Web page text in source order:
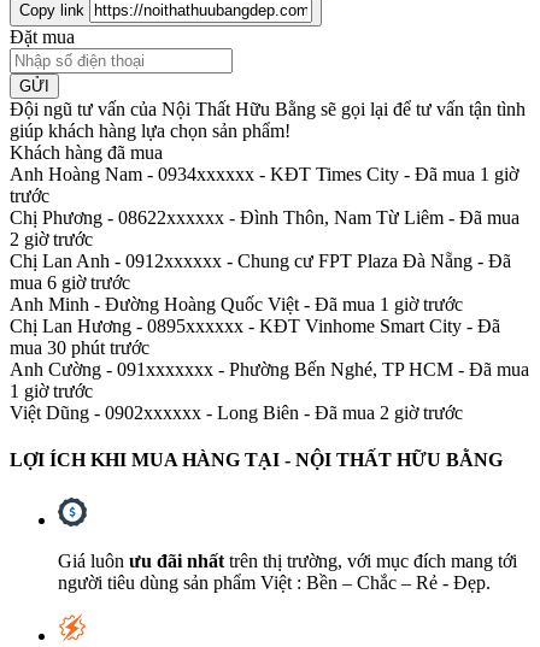
Copy link
Đặt mua
GỬI
Đội ngũ tư vấn của Nội Thất Hữu Bằng sẽ gọi lại để tư vấn tận tình
giúp khách hàng lựa chọn sản phẩm!
Khách hàng đã mua
Anh Hoàng Nam - 0934xxxxxx - KĐT Times City - Đã mua 1 giờ
trước
Chị Phương - 08622xxxxxx - Đình Thôn, Nam Từ Liêm - Đã mua
2 giờ trước
Chị Lan Anh - 0912xxxxxx - Chung cư FPT Plaza Đà Nẵng - Đã
mua 6 giờ trước
Anh Minh - Đường Hoàng Quốc Việt - Đã mua 1 giờ trước
Chị Lan Hương - 0895xxxxxx - KĐT Vinhome Smart City - Đã
mua 30 phút trước
Anh Cường - 091xxxxxxx - Phường Bến Nghé, TP HCM - Đã mua
1 giờ trước
Việt Dũng - 0902xxxxxx - Long Biên - Đã mua 2 giờ trước
LỢI ÍCH KHI MUA HÀNG TẠI - NỘI THẤT HỮU BẰNG
Giá luôn ưu đãi nhất trên thị trường, với mục đích mang tới
người tiêu dùng sản phẩm Việt : Bền – Chắc – Rẻ - Đẹp.